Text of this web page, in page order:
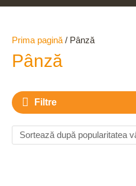
Prima pagină / Pânză
Pânză
Filtre